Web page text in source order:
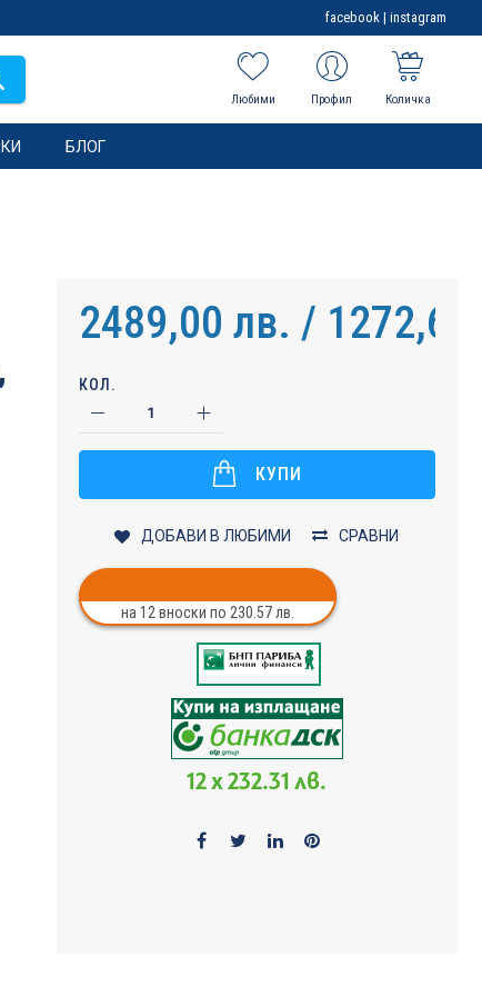
facebook | instagram
Любими Профил Количка
БЛОГ
2489,00 лв. / 1272,61
КОЛ.
КУПИ
ДОБАВИ В ЛЮБИМИ СРАВНИ
на 12 вноски по 230.57 лв.
12 x 232.31 лв.